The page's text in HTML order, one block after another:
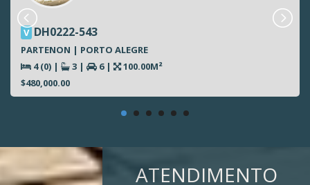
V DH0222-543
PARTENON | PORTO ALEGRE
4 (0) | 3 | 6 |
100.00M²
$480,000.00
ATENDIMENTO